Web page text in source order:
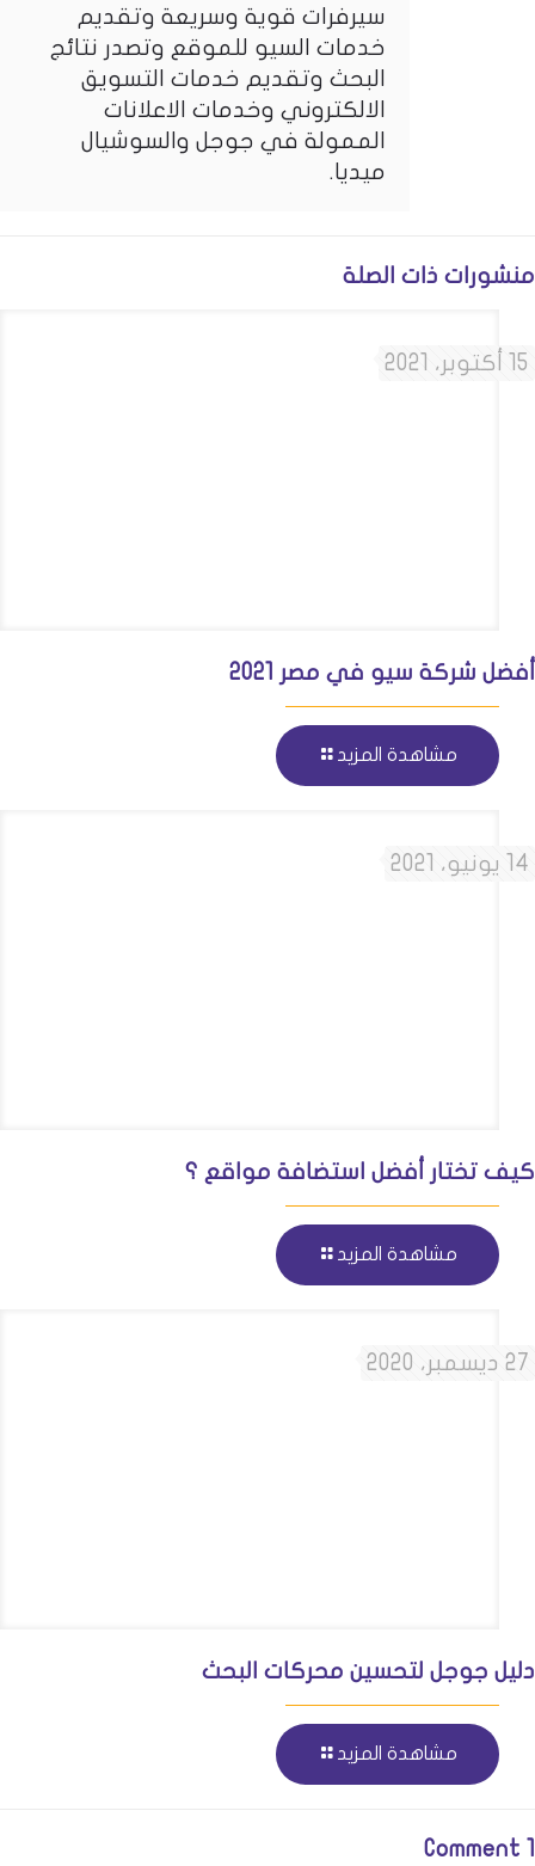
سيرفرات قوية وسريعة وتقديم
خدمات السيو للموقع وتصدر نتائج
البحث وتقديم خدمات التسويق
الالكتروني وخدمات الاعلانات
الممولة في جوجل والسوشيال
ميديا.
منشورات ذات الصلة
15 أكتوبر، 2021
أفضل شركة سيو في مصر 2021
مشاهدة المزيد
14 يونيو، 2021
كيف تختار أفضل استضافة مواقع ؟
مشاهدة المزيد
27 ديسمبر، 2020
دليل جوجل لتحسين محركات البحث
مشاهدة المزيد